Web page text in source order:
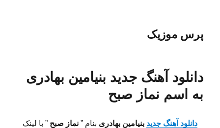
پرس موزیک
دانلود آهنگ جدید بنیامین بهادری
به اسم نماز صبح
دانلود آهنگ جدید بنیامین بهادری بنام ” نماز صبح ” با لینک